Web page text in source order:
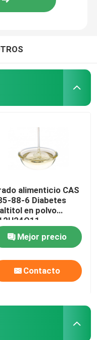
alimenticio CAS
88-6 Diabetes
en polvo
Mejor precio
Contacto